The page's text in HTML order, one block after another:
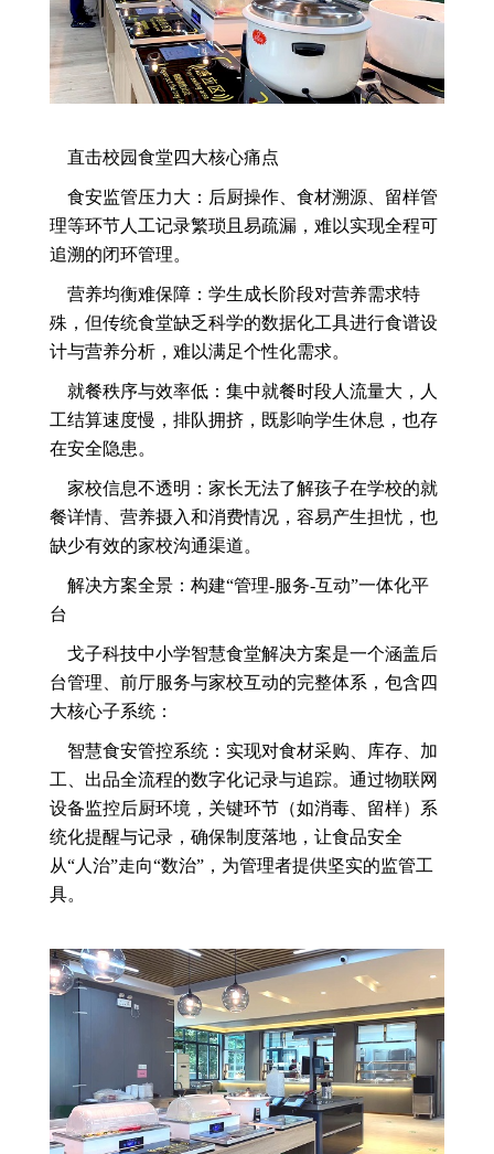
直击校园食堂四大核心痛点
食安监管压力大：后厨操作、食材溯源、留样管
理等环节人工记录繁琐且易疏漏，难以实现全程可
追溯的闭环管理。
营养均衡难保障：学生成长阶段对营养需求特
殊，但传统食堂缺乏科学的数据化工具进行食谱设
计与营养分析，难以满足个性化需求。
就餐秩序与效率低：集中就餐时段人流量大，人
工结算速度慢，排队拥挤，既影响学生休息，也存
在安全隐患。
家校信息不透明：家长无法了解孩子在学校的就
餐详情、营养摄入和消费情况，容易产生担忧，也
缺少有效的家校沟通渠道。
解决方案全景：构建“管理-服务-互动”一体化平
台
戈子科技中小学智慧食堂解决方案是一个涵盖后
台管理、前厅服务与家校互动的完整体系，包含四
大核心子系统：
智慧食安管控系统：实现对食材采购、库存、加
工、出品全流程的数字化记录与追踪。通过物联网
设备监控后厨环境，关键环节（如消毒、留样）系
统化提醒与记录，确保制度落地，让食品安全
从“人治”走向“数治”，为管理者提供坚实的监管工
具。